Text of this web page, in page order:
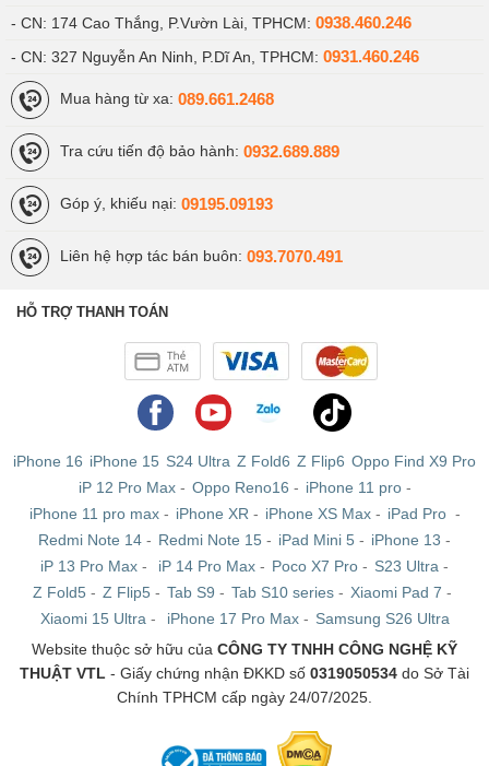
- CN: 174 Cao Thắng, P.Vườn Lài, TPHCM: 0938.460.246
- CN: 327 Nguyễn An Ninh, P.Dĩ An, TPHCM: 0931.460.246
Mua hàng từ xa: 089.661.2468
Tra cứu tiến độ bảo hành: 0932.689.889
Góp ý, khiếu nại: 09195.09193
Liên hệ hợp tác bán buôn: 093.7070.491
HỖ TRỢ THANH TOÁN
iPhone 16 iPhone 15 S24 Ultra Z Fold6 Z Flip6 Oppo Find X9 Pro
iP 12 Pro Max- Oppo Reno16 - iPhone 11 pro-
iPhone 11 pro max- iPhone XR- iPhone XS Max- iPad Pro -
Redmi Note 14 - Redmi Note 15 - iPad Mini 5 - iPhone 13 -
iP 13 Pro Max - iP 14 Pro Max - Poco X7 Pro - S23 Ultra -
Z Fold5 - Z Flip5 - Tab S9 - Tab S10 series - Xiaomi Pad 7 -
Xiaomi 15 Ultra- iPhone 17 Pro Max- Samsung S26 Ultra
Website thuộc sở hữu của CÔNG TY TNHH CÔNG NGHỆ KỸ
THUẬT VTL - Giấy chứng nhận ĐKKD số 0319050534 do Sở Tài
Chính TPHCM cấp ngày 24/07/2025.